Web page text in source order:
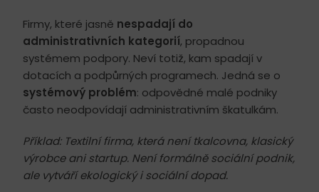
Firmy, které jasně nespadají do
administrativních kategorií, propadnou
systémem podpory. Neví totiž, kam spadají v
dotacích a podpůrných programech. Jedná se o
systémový problém: odpovědné malé podniky
často neodpovídají administrativním škatulkám.
Příklad: Textilní firma, která není tkalcovna, klasický
výrobce ani startup. Není formálně sociální podnik,
ale vytváří ekologický i sociální dopad.